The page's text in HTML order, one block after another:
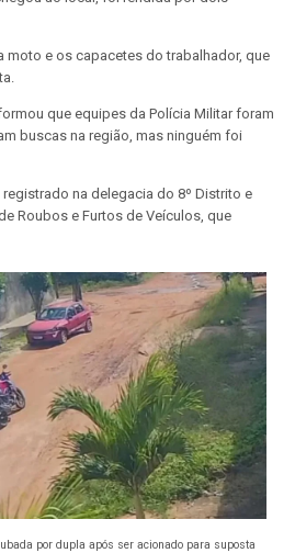
moto e os capacetes do trabalhador, que
que equipes da Polícia Militar foram
buscas na região, mas ninguém foi
na delegacia do 8º Distrito e
Roubos e Furtos de Veículos, que
por dupla após ser acionado para suposta